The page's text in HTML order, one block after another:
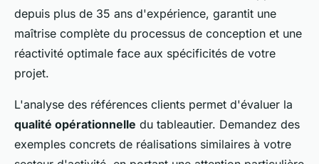
depuis plus de 35 ans d'expérience, garantit une
maîtrise complète du processus de conception et une
réactivité optimale face aux spécificités de votre
projet.
L'analyse des références clients permet d'évaluer la
qualité opérationnelle du tableautier. Demandez des
exemples concrets de réalisations similaires à votre